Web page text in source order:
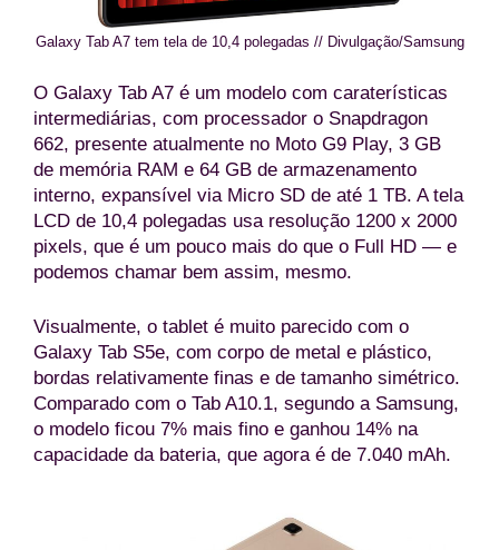
Galaxy Tab A7 tem tela de 10,4 polegadas // Divulgação/Samsung
O Galaxy Tab A7 é um modelo com caraterísticas
intermediárias, com processador o Snapdragon
662, presente atualmente no Moto G9 Play, 3 GB
de memória RAM e 64 GB de armazenamento
interno, expansível via Micro SD de até 1 TB. A tela
LCD de 10,4 polegadas usa resolução 1200 x 2000
pixels, que é um pouco mais do que o Full HD — e
podemos chamar bem assim, mesmo.
Visualmente, o tablet é muito parecido com o
Galaxy Tab S5e, com corpo de metal e plástico,
bordas relativamente finas e de tamanho simétrico.
Comparado com o Tab A10.1, segundo a Samsung,
o modelo ficou 7% mais fino e ganhou 14% na
capacidade da bateria, que agora é de 7.040 mAh.